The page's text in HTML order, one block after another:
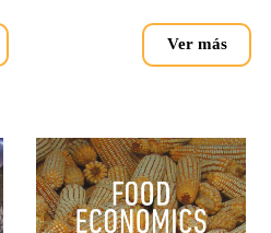
Ver más
food-
economics